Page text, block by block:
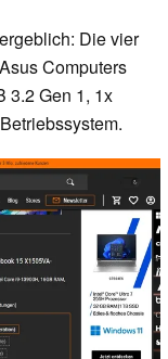
Die vier
Computers
3.2 Gen 1, 1x